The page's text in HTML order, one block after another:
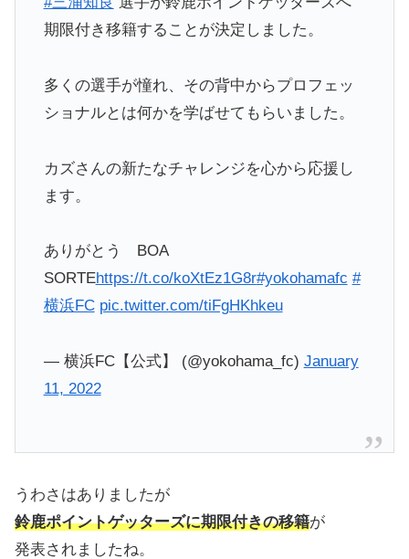
期限付き移籍することが決定しました。
多くの選手が憧れ、その背中からプロフェッ
ショナルとは何かを学ばせてもらいました。
カズさんの新たなチャレンジを心から応援し
ます。
ありがとう BOA
SORTEhttps://t.co/koXtEz1G8r#yokohamafc #
横浜FC pic.twitter.com/tiFgHKhkeu
— 横浜FC【公式】 (@yokohama_fc) January
11, 2022
うわさはありましたが
鈴鹿ポイントゲッターズに期限付きの移籍が
発表されましたね。